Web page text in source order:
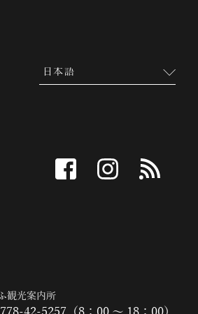
facebook instagram
観光案内所